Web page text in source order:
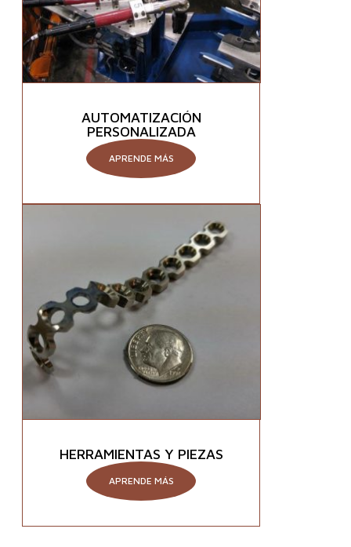
AUTOMATIZACIÓN
PERSONALIZADA
APRENDE MÁS
HERRAMIENTAS Y PIEZAS
APRENDE MÁS